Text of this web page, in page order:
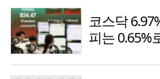
코스닥
피는 0.65%